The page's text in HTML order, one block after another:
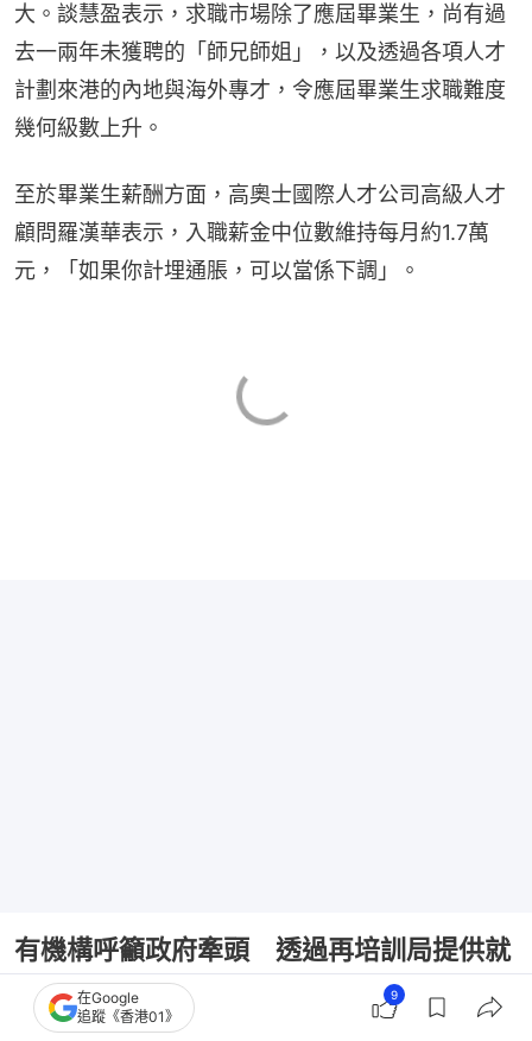
大。談慧盈表示，求職市場除了應屆畢業生，尚有過
去一兩年未獲聘的「師兄師姐」，以及透過各項人才
計劃來港的內地與海外專才，令應屆畢業生求職難度
幾何級數上升。
至於畢業生薪酬方面，高奧士國際人才公司高級人才
顧問羅漢華表示，入職薪金中位數維持每月約1.7萬
元，「如果你計埋通脹，可以當係下調」。
有機構呼籲政府牽頭 透過再培訓局提供就
業培訓機會
在Google
追蹤《香港01》
9